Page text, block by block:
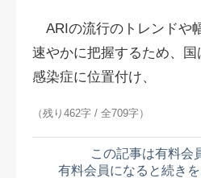
ARIの流行のトレンドや
速やかに把握するため、
感染症に位置付け、
（残り462字 / 全709字）
この記事は有料会
有料会員になると続き